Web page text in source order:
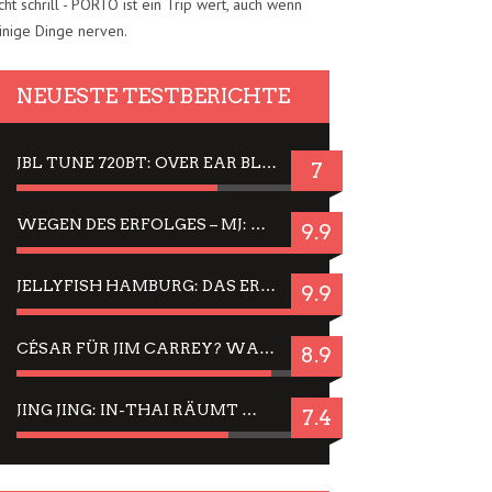
schrill - PORTO ist ein Trip wert, auch wenn
Dinge nerven.
NEUESTE TESTBERICHTE
JBL TUNE 720BT: OVER EAR BLUETOOTH KOPFHÖRER UM DIE 50,-€ IM DAUER-TEST 7
WEGEN DES ERFOLGES – MJ: MICHAEL JACKSON MUSICAL IN EINER MATINEE SEHEN 9.9
JELLYFISH HAMBURG: DAS ERFOLGREICHE SOMMER-MENÜ 2025 IN GEFÜHLEN UND BILDERN 9.9
CÉSAR FÜR JIM CARREY? WARUM DAS EINER DER NERVIGSTEN ACTORS IST UND BLEIBT 8.9
JING JING: IN-THAI RÄUMT WIEDER TITEL AB – EIN ZWEI-STUNDEN-ERLEBNISBERICHT 7.4